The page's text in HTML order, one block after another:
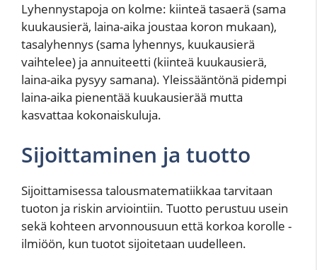
Lyhennystapoja on kolme: kiinteä tasaerä (sama
kuukausierä, laina-aika joustaa koron mukaan),
tasalyhennys (sama lyhennys, kuukausierä
vaihtelee) ja annuiteetti (kiinteä kuukausierä,
laina-aika pysyy samana). Yleissääntönä pidempi
laina-aika pienentää kuukausierää mutta
kasvattaa kokonaiskuluja.
Sijoittaminen ja tuotto
Sijoittamisessa talousmatematiikkaa tarvitaan
tuoton ja riskin arviointiin. Tuotto perustuu usein
sekä kohteen arvonnousuun että korkoa korolle -
ilmiöön, kun tuotot sijoitetaan uudelleen.